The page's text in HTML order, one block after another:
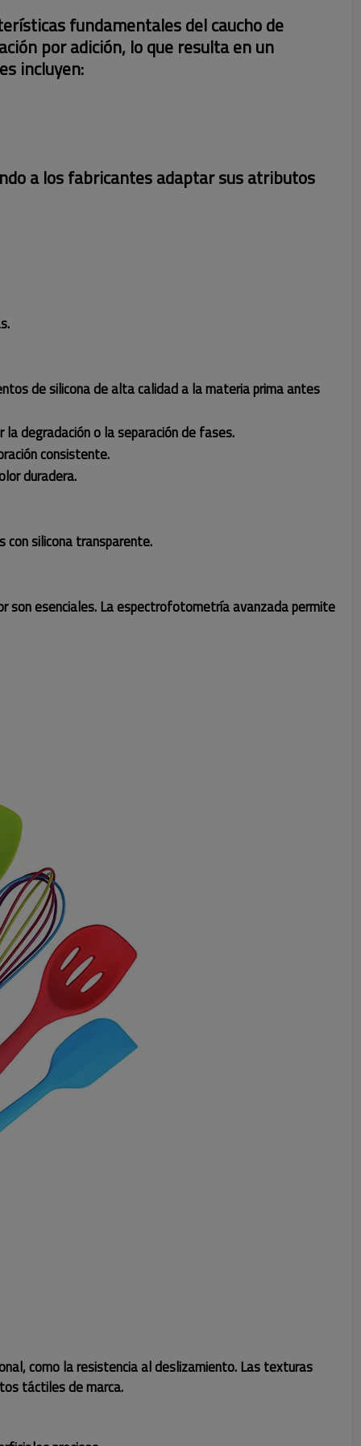
fundamentales del caucho de
por adición, lo que resulta en un
incluyen:
a los fabricantes adaptar sus atributos
de silicona de alta calidad a la materia prima antes
degradación o la separación de fases.
consistente.
duradera.
silicona transparente.
son esenciales. La espectrofotometría avanzada permite
como la resistencia al deslizamiento. Las texturas
táctiles de marca.